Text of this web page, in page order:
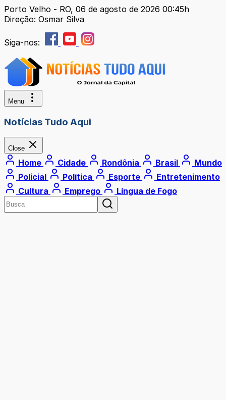
Porto Velho - RO, 06 de agosto de 2026 00:45h
Direção: Osmar Silva
Siga-nos:
Menu
Notícias Tudo Aqui
Close
Home Cidade Rondônia Brasil
Mundo
Policial
Política Esporte
Entretenimento
Cultura
Emprego Língua de Fogo